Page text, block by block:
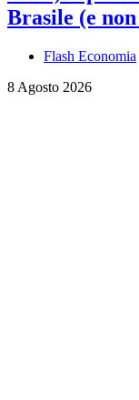
Brasile (e
Flash Economia
8 Agosto 2026